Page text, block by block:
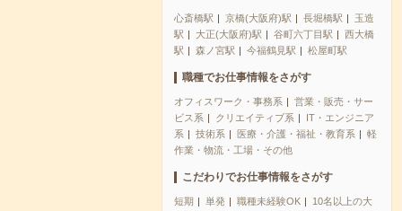
心斎橋駅 京橋(大阪府)駅 長堀橋駅
玉造
駅
大正(大阪府)駅 谷町六丁目駅
西大橋
駅
森ノ宮駅 今福鶴見駅 松屋町駅
職種でお仕事情報をさがす
オフィスワーク・事務系
営業・販売・サー
ビス系
クリエイティブ系
IT・エンジニア
系
技術系 医療・介護・福祉・教育系
軽
作業・物流・工場・その他
こだわりでお仕事情報をさがす
短期 単発 職種未経験OK
10名以上の大